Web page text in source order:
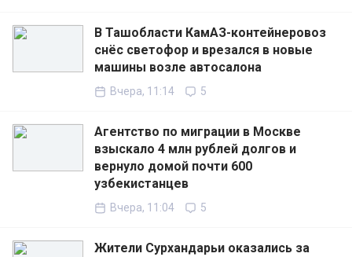
В Ташобласти КамАЗ-контейнеровоз
снёс светофор и врезался в новые
машины возле автосалона
Вчера, 11:14 5
Агентство по миграции в Москве
взыскало 4 млн рублей долгов и
вернуло домой почти 600
узбекистанцев
Вчера, 11:04 5
Жители Сурхандарьи оказались за